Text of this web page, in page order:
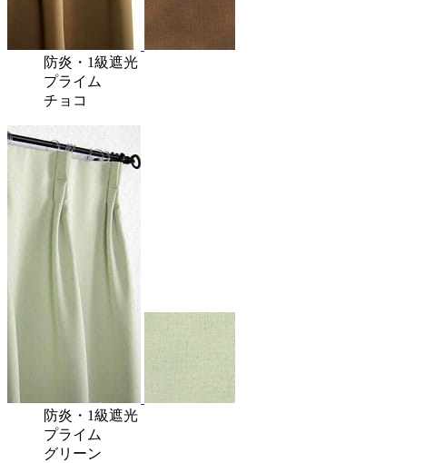
防炎 ・ 1級遮光
プライム
チョコ
防炎 ・ 1級遮光
プライム
グリーン